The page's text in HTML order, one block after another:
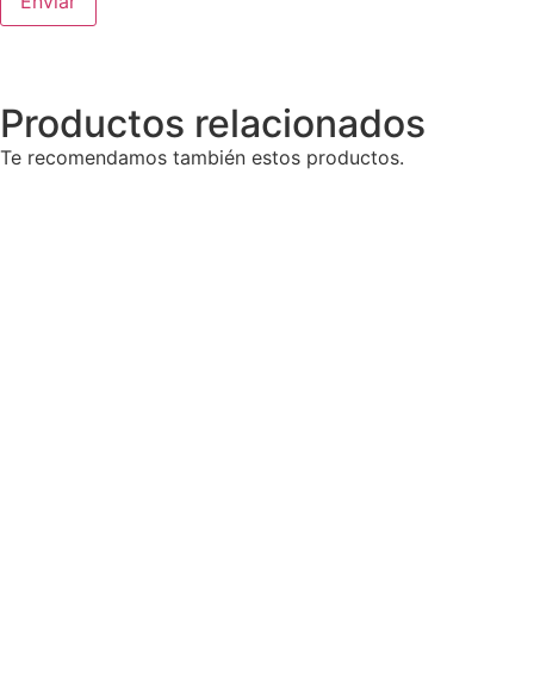
Productos relacionados
Te recomendamos también estos productos.